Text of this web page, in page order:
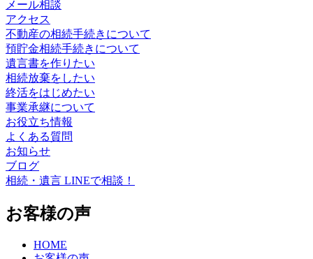
メール相談
アクセス
不動産の相続手続きについて
預貯金相続手続きについて
遺言書を作りたい
相続放棄をしたい
終活をはじめたい
事業承継について
お役立ち情報
よくある質問
お知らせ
ブログ
相続・遺言 LINEで相談！
お客様の声
HOME